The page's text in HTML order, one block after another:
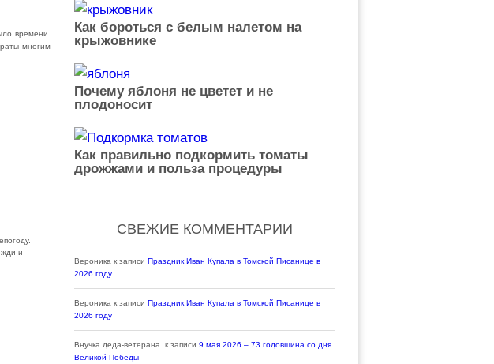
времени.
многим
и
Как бороться с белым налетом на
крыжовнике
Почему яблоня не цветет и не
плодоносит
Как правильно подкормить томаты
дрожжами и польза процедуры
СВЕЖИЕ КОММЕНТАРИИ
Вероника к записи Праздник Иван Купала в Томской Писанице в
2026 году
Вероника к записи Праздник Иван Купала в Томской Писанице в
2026 году
Внучка деда-ветерана. к записи 9 мая 2026 – 73 годовщина со дня
Великой Победы